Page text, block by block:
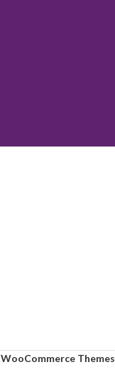
WooCommerce Themes